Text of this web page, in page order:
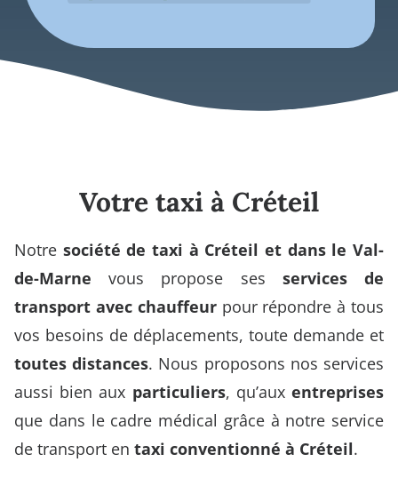
Votre taxi à Créteil
Notre société de taxi à Créteil et dans le Val-
de-Marne vous propose ses services de
transport avec chauffeurpour répondre à tous
vos besoins de déplacements, toute demande et
toutes distances. Nous proposons nos services
aussi bien aux particuliers, qu’auxentreprises
que dans le cadre médical grâce à notre service
de transport en taxi conventionné à Créteil.